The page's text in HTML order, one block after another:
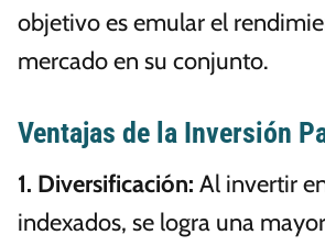
objetivo es emular el
mercado en su conjunto.
Ventajas de la Inversión
1. Diversificación: Al invertir
indexados, se logra una mayor